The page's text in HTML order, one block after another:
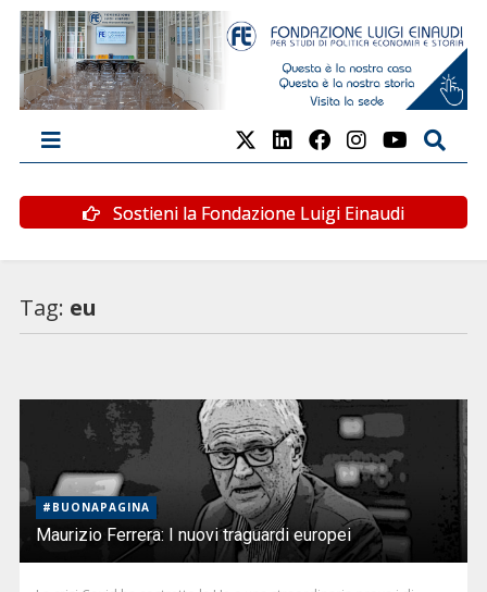
Sostieni la Fondazione Luigi Einaudi
Tag: eu
#BUONAPAGINA
Maurizio Ferrera: I nuovi traguardi europei